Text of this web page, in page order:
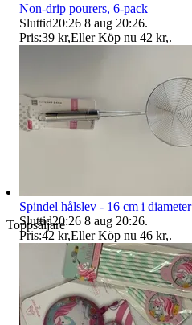
Toppsäljare
Non-drip pourers, 6-pack
Sluttid20:26 8 aug 20:26.
Pris:39 kr,Eller Köp nu 42 kr,.
Spindel hålslev - 16 cm i diameter
Sluttid20:26 8 aug 20:26.
Pris:42 kr,Eller Köp nu 46 kr,.